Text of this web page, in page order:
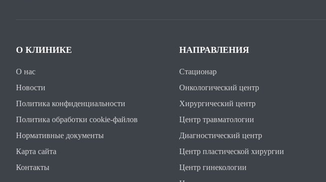
О КЛИНИКЕ
О нас
Новости
Политика конфиденциальности
Политика обработки cookie-файлов
Нормативные документы
Карта сайта
Контакты
НАПРАВЛЕНИЯ
Стационар
Онкологический центр
Хирургический центр
Центр травматологии
Диагностический центр
Центр пластической хирургии
Центр гинекологии